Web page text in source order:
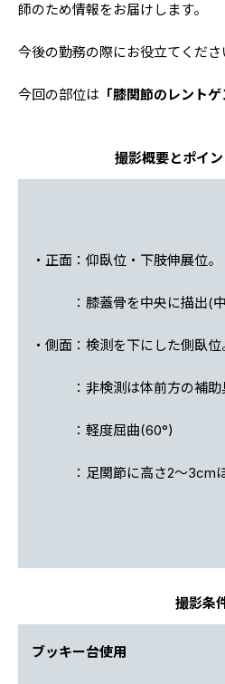
師のため情報をお届けします。
今後の勤務の際にお役立てくださ
今回の部位は 「膝関節のレントゲ
撮影概要とポイ
・正面：仰臥位・下肢伸展位。
：膝蓋骨を中央に描出(中
・側面：検測を下にした側臥位
：非検測は体前方の補助具
：軽度屈曲(60°)
：足関節に高さ2〜3cmほ
撮影条
ブッキー台使用